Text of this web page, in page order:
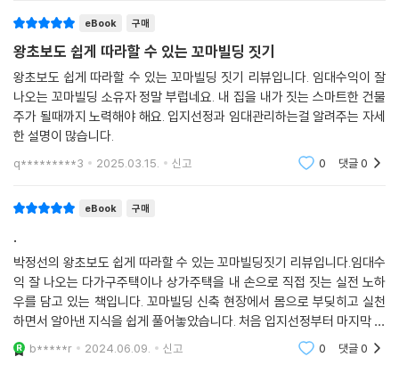
견적하는 경우가 많다. 고용산재보험은 근로복지공단에 의무적으로 가입
해야 하므로 건축 면적이나 구조에 따라 금액이 정해져 있다. 그러므로 근
로복지공단 고지서를 건축주가 직접 납부하는 것도 좋은 방법이다. 시공사
는 자신이 납부한 금액보다 적게 청구하지는 않는다. 반대로 이야기하면
실제 지출한 금액 이상을 청구할 확률이 높다는 뜻이다.
--- p.80-81
후 검사비를 납부하면 검사자가 나온다. 건축 성수기에는 완성검사가 많아
다려야 한다. 그로 인해 전체 준공일이 늦어질 수 있으므로 주의를 해야 한
다. 적어도 계단돌 및 계단 난간대, 승강기 앞 공간 사이즈, 최상층 스위치
조명 설치 등은 기본적으로 점검한 후 검사에 응해야 한다. 엘리베이터는
완성검사 후 최초 3개월간은 시공사에서 무상으로 보수를 해준다. 그 이후
에는 유지보수 업체를 선정해 별도로 유지보수 계약을 해야 한다. 제조회
사 협력업체보다 일반 유지보수 업체가 비용이 좀더 저렴하다.
eBook 구매
왕초보도 쉽게 따라할 수 있는 꼬마빌딩 짓기
왕초보도 쉽게 따라할 수 있는 꼬마빌딩 짓기 리뷰입니다. 임대수익이 잘
나오는 꼬마빌딩 소유자 정말 부럽네요. 내 집을 내가 짓는 스마트한 건물
주가 될때까지 노력해야 해요. 입지선정과 임대관리하는걸 알려주는 자세
한 설명이 많습니다.
q*********3 2025.03.15. 신고 0 댓글0
eBook 구매
.
박정선의 왕초보도 쉽게 따라할 수 있는 꼬마빌딩짓기 리뷰입니다.임대수
익 잘 나오는 다가구주택이나 상가주택을 내 손으로 직접 짓는 실전 노하
우를 담고 있는 책입니다. 꼬마빌딩 신축 현장에서 몸으로 부딪히고 실천
하면서 알아낸 지식을 쉽게 풀어놓았습니다. 처음 입지선정부터 마지막 임
대관리까지 실전 체크사항을 담고 있어서 좋았어요.
b*****r 2024.06.09. 신고 0 댓글0